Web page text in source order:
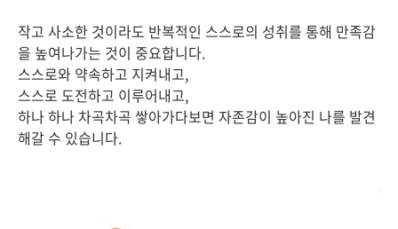
작고 사소한 것이라도 반복적인 스스로의 성취를 통해 만족감
을 높여나가는 것이 중요합니다.
스스로와 약속하고 지켜내고,
스스로 도전하고 이루어내고,
하나 하나 차곡차곡 쌓아가다보면 자존감이 높아진 나를 발견
해갈 수 있습니다.